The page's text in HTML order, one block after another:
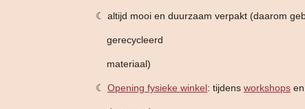
☾ altijd mooi en duurzaam verpakt (daarom
gerecycleerd
materiaal)
☾ Opening fysieke winkel: tijdens workshops